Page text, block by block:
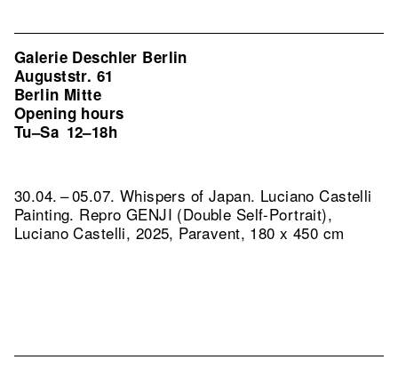
Galerie Deschler Berlin
Auguststr. 61
Berlin Mitte
Opening hours
Tu–Sa 12–18h
30.04. – 05.07. Whispers of Japan. Luciano Castelli
Painting. Repro GENJI (Double Self-Portrait),
Luciano Castelli, 2025, Paravent, 180 x 450 cm